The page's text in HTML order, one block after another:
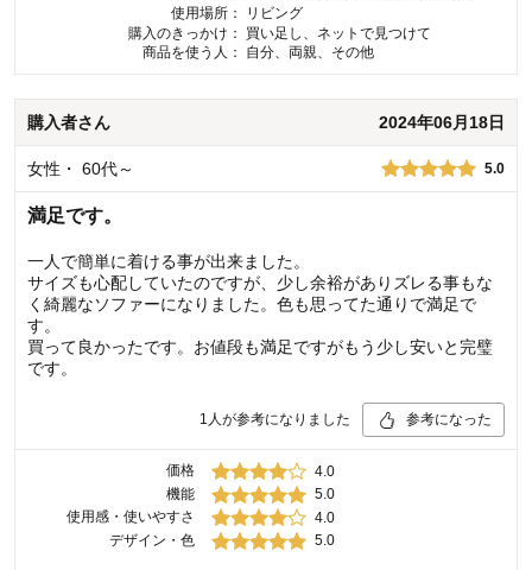
使用場所：
リビング
購入のきっかけ：
買い足し、ネットで見つけて
商品を使う人：
自分、両親、その他
購入者さん 2024年06月18日
女性 ・ 60代～ 5.0
満足です。
一人で簡単に着ける事が出来ました。
サイズも心配していたのですが、少し余裕がありズレる事もな
く綺麗なソファーになりました。色も思ってた通りで満足で
す。
買って良かったです。お値段も満足ですがもう少し安いと完璧
です。
1 人が参考になりました 参考になった
価格
4.0
機能
5.0
使用感・使いやすさ
4.0
デザイン・色
5.0